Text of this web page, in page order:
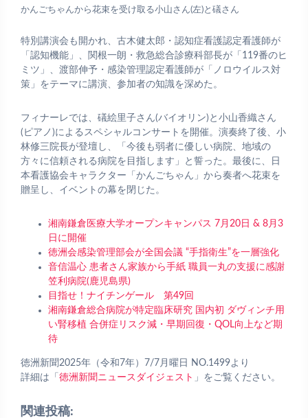
かんごちゃんから花束を受け取る小山さん(左)と礒さん
特別講演会も開かれ、古木健太郎・認知症看護認定看護師が
「認知機能」、関根一朗・救急総合診療科部長が「119番のヒ
ミツ」、渡部伸予・感染管理認定看護師が「ノロウイルス対
策」をテーマに講演、参加者の知識を深めた。
フィナーレでは、礒絵里子さん(バイオリン)と小山香織さん
(ピアノ)によるスペシャルコンサートを開催。演奏終了後、小
林修三院長が登壇し、「今後も弱者に優しい病院、地域の
方々に信頼される病院を目指します」と誓った。最後に、日
本看護協会キャラクター「かんごちゃん」から奏者へ花束を
贈呈し、イベントの幕を閉じた。
湘南鎌倉医療大学オープンキャンパス 7月20日 & 8月3
日に開催
徳洲会感染管理部会が全国会議 “手指衛生”を一層強化
音信温心 患者さん家族から手紙 職員一丸の支援に感謝
笠利病院(鹿児島県)
目指せ！ナイチンゲール 第49回
湘南鎌倉総合病院が特定臨床研究 国内初 ダヴィンチ用
い腎移植 合併症リスク減・早期回復・QOL向上など期
待
徳洲新聞2025年（令和7年）7/7月曜日 NO.1499より
詳細は「 徳洲新聞ニュースダイジェスト 」をご覧ください。
関連投稿: